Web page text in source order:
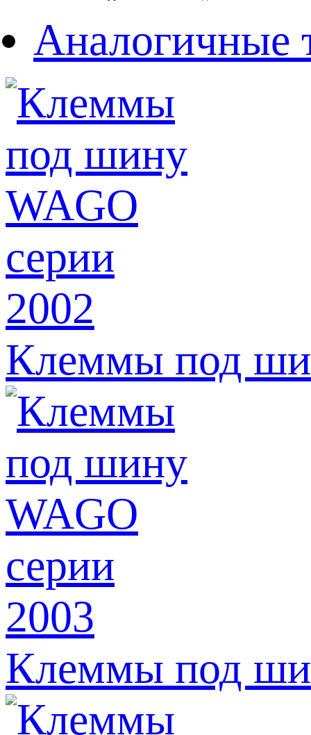
Аналогичные
Клеммы под
Клеммы под